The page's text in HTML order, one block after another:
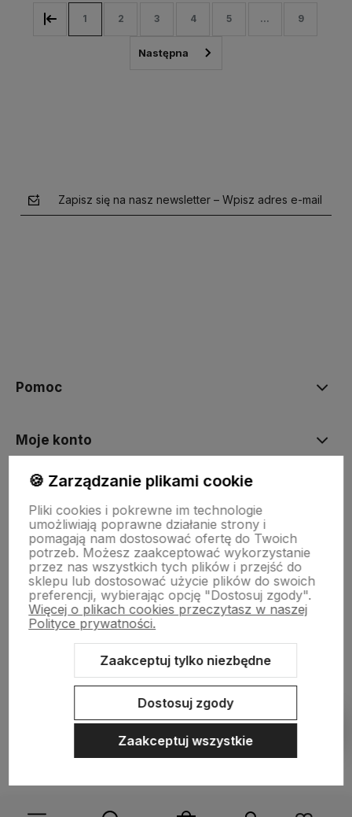
1 2 3 4 5 ... 9
Zapisz się na nasz newsletter – Wpisz adres e-mail
Pomoc
Moje konto
Płatności i dostawa
Informacje
O nas
Sklep internetowy Shoper.pl Szablon Shoper Modern 3.0™
🍪 Zarządzanie plikami cookie
Pliki cookies i pokrewne im technologie
umożliwiają poprawne działanie strony i
pomagają nam dostosować ofertę do Twoich
potrzeb. Możesz zaakceptować wykorzystanie
przez nas wszystkich tych plików i przejść do
sklepu lub dostosować użycie plików do swoich
preferencji, wybierając opcję "Dostosuj zgody".
Więcej o plikach cookies przeczytasz w naszej
Polityce prywatności.
Zaakceptuj tylko niezbędne
Dostosuj zgody
Zaakceptuj wszystkie